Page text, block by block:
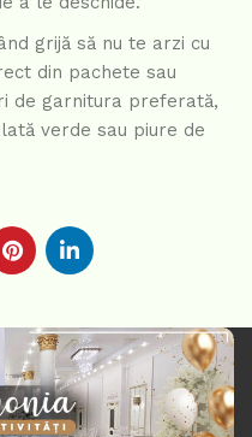
grijă să nu te arzi cu
din pachete sau
de garnitura preferată,
verde sau piure de